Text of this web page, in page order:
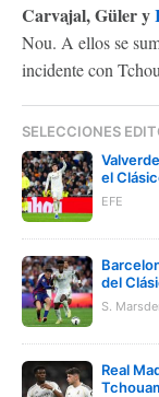
Carvajal, Güler y
Nou. A ellos se
incidente con
SELECCIONES
el
EFE
del
S.
Real